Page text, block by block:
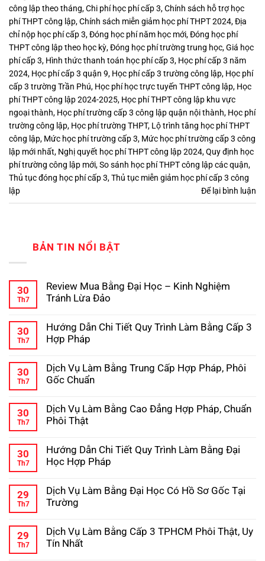
công lập theo tháng,Chi phí học phí cấp 3,Chính sách hỗ trợ học
phí THPT công lập,Chính sách miễn giảm học phí THPT 2024,Địa
chỉ nộp học phí cấp 3,Đóng học phí năm học mới,Đóng học phí
THPT công lập theo học kỳ,Đóng học phí trường trung học,Giá học
phí cấp 3, Hình thức thanh toán học phí cấp 3, Học phí cấp 3 năm
2024, Học phí cấp 3 quận 9, Học phí cấp 3 trường công lập, Học phí
cấp 3 trường Trần Phú, Học phí học trực tuyến THPT công lập, Học
phí THPT công lập 2024-2025, Học phí THPT công lập khu vực
ngoại thành, Học phí trường cấp 3 công lập quận nội thành, Học phí
trường công lập, Học phí trường THPT, Lộ trình tăng học phí THPT
công lập, Mức học phí trường cấp 3, Mức học phí trường cấp 3 công
lập mới nhất, Nghị quyết học phí THPT công lập 2024,Quy định học
phí trường công lập mới,So sánh học phí THPT công lập các quận,
Thủ tục đóng học phí cấp 3,Thủ tục miễn giảm học phí cấp 3 công
lập
Để lại bình luận
BẢN TIN NỔI BẬT
30
Th7
Review Mua Bằng Đại Học – Kinh Nghiệm
Tránh Lừa Đảo
bình
luận
ở
Bằng
Đại
Học
Nghiệm
Tránh
Lừa
30
Th7
Hướng Dẫn Chi Tiết Quy Trình Làm Bằng Cấp 3
Hợp Pháp
bình
luận
ở
Chi
Tiết
Quy
Bằng
Cấp
3
30
Th7
Dịch Vụ Làm Bằng Trung Cấp Hợp Pháp, Phôi
Gốc Chuẩn
bình
luận
ở
Làm
Bằng
Trung
Pháp,
Phôi
Gốc
30
Th7
Dịch Vụ Làm Bằng Cao Đẳng Hợp Pháp, Chuẩn
Phôi Thật
bình
luận
ở
Làm
Bằng
Cao
Pháp,
Chuẩn
Phôi
30
Th7
Hướng Dẫn Chi Tiết Quy Trình Làm Bằng Đại
Học Hợp Pháp
bình
luận
ở
Chi
Tiết
Quy
29
Th7
Dịch Vụ Làm Bằng Đại Học Có Hồ Sơ Gốc Tại
Trường
bình
luận
ở
29
Th7
Dịch Vụ Làm Bằng Cấp 3 TPHCM Phôi Thật, Uy
Tín Nhất